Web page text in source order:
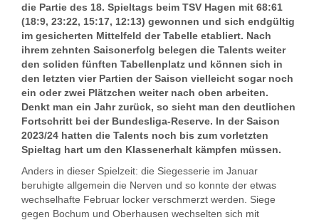
die Partie des 18. Spieltags beim TSV Hagen mit 68:61
(18:9, 23:22, 15:17, 12:13) gewonnen und sich endgültig
im gesicherten Mittelfeld der Tabelle etabliert. Nach
ihrem zehnten Saisonerfolg belegen die Talents weiter
den soliden fünften Tabellenplatz und können sich in
den letzten vier Partien der Saison vielleicht sogar noch
ein oder zwei Plätzchen weiter nach oben arbeiten.
Denkt man ein Jahr zurück, so sieht man den deutlichen
Fortschritt bei der Bundesliga-Reserve. In der Saison
2023/24 hatten die Talents noch bis zum vorletzten
Spieltag hart um den Klassenerhalt kämpfen müssen.
Anders in dieser Spielzeit: die Siegesserie im Januar
beruhigte allgemein die Nerven und so konnte der etwas
wechselhafte Februar locker verschmerzt werden. Siege
gegen Bochum und Oberhausen wechselten sich mit